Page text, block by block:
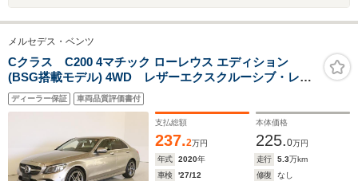
メルセデス・ベンツ
Cクラス C200 4マチック ローレウス エディション
(BSG搭載モデル) 4WD レザーエクスクルーシブ・レー
ダーセーフティパッケージ
ディーラー保証 車両品質評価書付
支払総額
237.2万円
本体価格
225.0万円
年式
2020年 走行 5.3万km
車検
'27/12 修復
なし